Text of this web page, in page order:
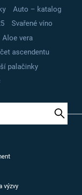
Auto – katalog
Svařené víno
Aloe vera
ascendentu
palačinky
výzvy